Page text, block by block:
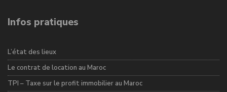
Infos pratiques
L’état des lieux
Le contrat de location au Maroc
TPI – Taxe sur le profit immobilier au Maroc